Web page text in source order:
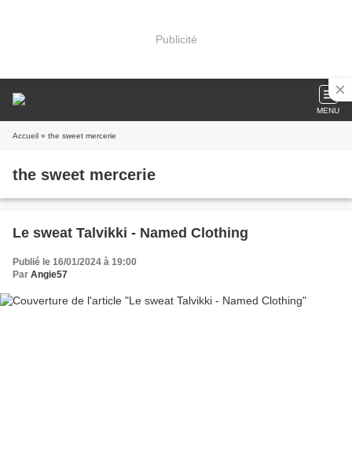
Publicité
MENU
Accueil » the sweet mercerie
the sweet mercerie
Le sweat Talvikki - Named Clothing
Publié le 16/01/2024 à 19:00
Par Angie57